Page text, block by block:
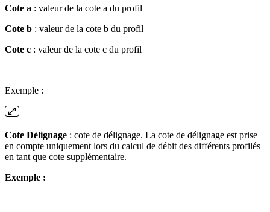
Cote a : valeur de la cote a du profil
Cote b : valeur de la cote b du profil
Cote c : valeur de la cote c du profil
Exemple :
Cote Délignage : cote de délignage. La cote de délignage est prise
en compte uniquement lors du calcul de débit des différents profilés
en tant que cote supplémentaire.
Exemple :